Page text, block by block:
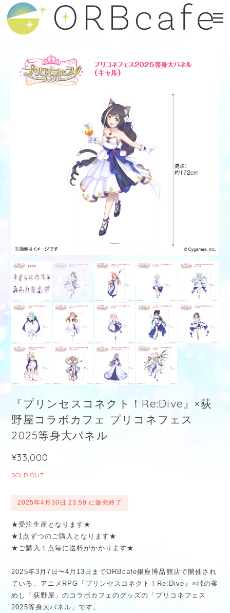
『プリンセスコネクト！Re:Dive』×荻
野屋コラボカフェ プリコネフェス
2025等身大パネル
¥33,000
SOLD OUT
2025年4月30日 23:59 に販売終了
★受注生産となります★
★1点ずつのご購入となります★
★ご購入１点毎に送料がかかります★
2025年3月7日〜4月13日までORBcafe銀座博品館店で開催され
ている、アニメRPG『プリンセスコネクト！Re:Dive』×峠の釜
めし「荻野屋」のコラボカフェのグッズの「プリコネフェス
2025等身大パネル」です。